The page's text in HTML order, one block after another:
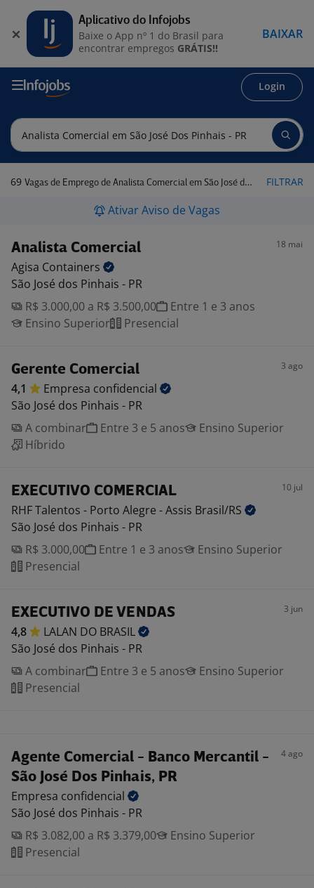
Login
69 Vagas de Emprego de Analista Comercial em São José dos Pinhais - PR FILTRAR
Ativar Aviso de Vagas
Analista Comercial 18 mai
Agisa Containers
São José dos Pinhais - PR
R$ 3.000,00 a R$ 3.500,00
Entre 1 e 3 anos
Ensino Superior
Presencial
Gerente Comercial 3 ago
4,1 Empresa confidencial
São José dos Pinhais - PR
A combinar
Entre 3 e 5 anos
Ensino Superior
Híbrido
EXECUTIVO COMERCIAL 10 jul
RHF Talentos - Porto Alegre - Assis Brasil/RS
São José dos Pinhais - PR
R$ 3.000,00
Entre 1 e 3 anos
Ensino Superior
Presencial
EXECUTIVO DE VENDAS 3 jun
4,8 LALAN DO BRASIL
São José dos Pinhais - PR
A combinar
Entre 3 e 5 anos
Ensino Superior
Presencial
Agente Comercial - Banco Mercantil -
São José Dos Pinhais, PR
4 ago
Empresa confidencial
São José dos Pinhais - PR
R$ 3.082,00 a R$ 3.379,00
Ensino Superior
Presencial
Aplicativo do Infojobs
Baixe o App nº 1 do Brasil para
encontrar empregos GRÁTIS!!
BAIXAR